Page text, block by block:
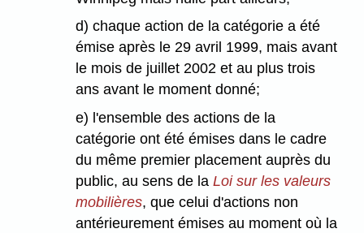
d) chaque action de la catégorie a été
émise après le 29 avril 1999, mais avant
le mois de juillet 2002 et au plus trois
ans avant le moment donné;
e) l'ensemble des actions de la
catégorie ont été émises dans le cadre
du même premier placement auprès du
public, au sens de la Loi sur les valeurs
mobilières, que celui d'actions non
antérieurement émises au moment où la